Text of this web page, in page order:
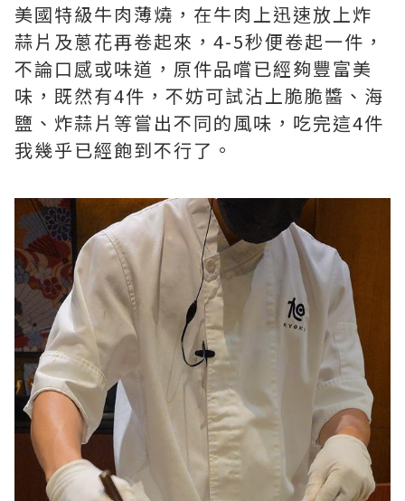
美國特級牛肉薄燒，在牛肉上迅速放上炸
蒜片及蔥花再卷起來，4-5秒便卷起一件，
不論口感或味道，原件品嚐已經夠豐富美
味，既然有4件，不妨可試沾上脆脆醬、海
鹽、炸蒜片等嘗出不同的風味，吃完這4件
我幾乎已經飽到不行了。